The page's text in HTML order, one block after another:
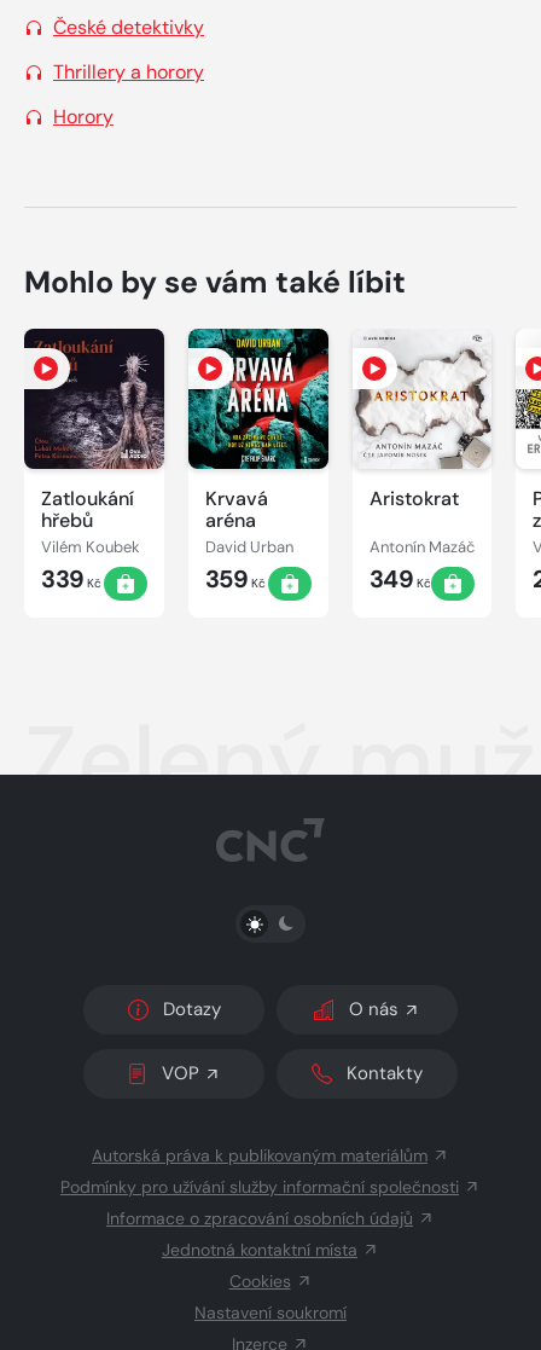
České detektivky
Thrillery a horory
Horory
Mohlo by se vám také líbit
Zatloukání
hřebů
Vilém Koubek
339 Kč
Krvavá
aréna
David Urban
359 Kč
Aristokrat
Antonín Mazáč
349 Kč
Zelený muž
PŘEPNOUT SVĚTLÝ/TMAVÝ REŽIM
Dotazy O nás
VOP Kontakty
Autorská práva k publikovaným materiálům
Podmínky pro užívání služby informační společnosti
Informace o zpracování osobních údajů
Jednotná kontaktní místa
Cookies
Nastavení soukromí
Inzerce